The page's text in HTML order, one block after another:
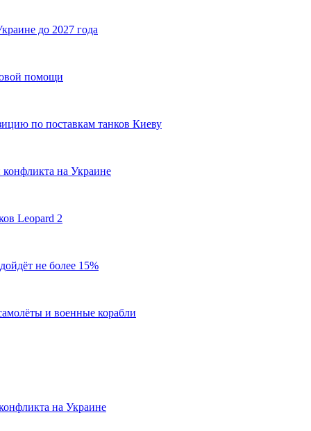
до 2027 года
помощи
по поставкам танков Киеву
на Украине
Leopard 2
не более 15%
и военные корабли
на Украине